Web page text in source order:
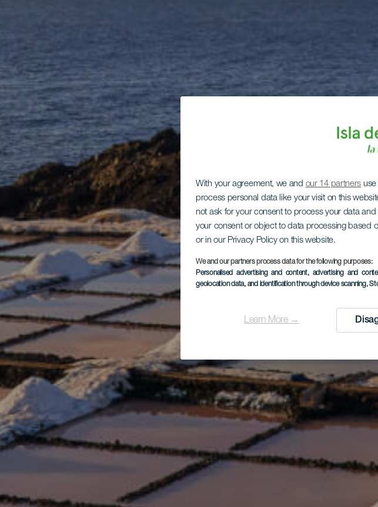
With your agreement, we and our 14 partners use
process personal data like your visit on this
not ask for your consent to process your data
your consent or object to data processing based
or in our Privacy Policy on this website.
We and our partners process data for the following purposes:
Personalised advertising and content, advertising and
geolocation data, and identification through device scanning,
Learn More →